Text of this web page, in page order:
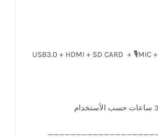
USB3.0 + HDMI + SD CARD + 🎙️MIC